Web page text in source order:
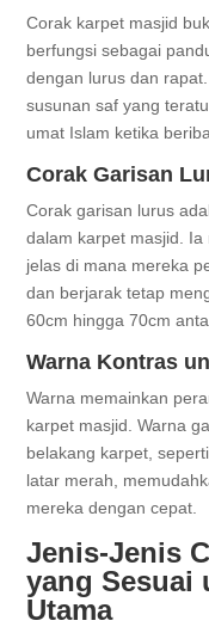
Corak karpet masjid
berfungsi sebagai
dengan lurus dan
susunan saf yang
umat Islam ketika
Corak Garisan
Corak garisan lurus
dalam karpet masjid.
jelas di mana mereka
dan berjarak tetap
60cm hingga 70cm
Warna Kontras
Warna memainkan
karpet masjid. Warna
belakang karpet,
latar merah,
mereka dengan cepat.
Jenis-Jenis
yang Sesuai
Utama